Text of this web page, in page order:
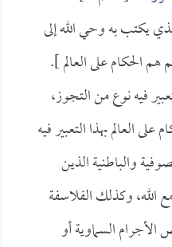
يكتب به وحي الله إلى
الحكام على العالم ].
فيه نوع من التجوز،
العالم بهذا التعبير فيه
والباطنية الذين
الله، وكذلك الفلاسفة
الأجرام السماوية أو